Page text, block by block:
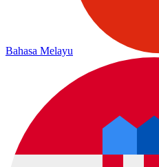
Bahasa Melayu